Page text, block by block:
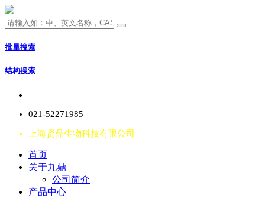
批量搜索
结构搜索
021-52271985
上海贤鼎生物科技有限公司
首页
关于九鼎
公司简介
产品中心